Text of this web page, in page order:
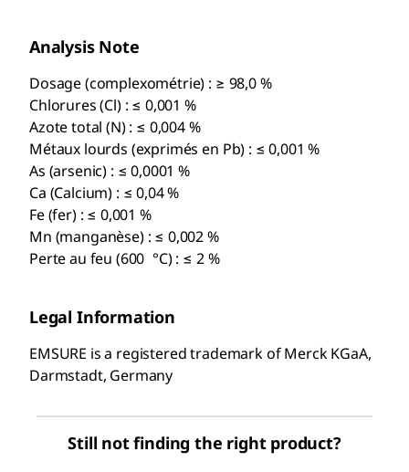
Analysis Note
Dosage (complexométrie) : ≥ 98,0 %
Chlorures (Cl) : ≤ 0,001 %
Azote total (N) : ≤ 0,004 %
Métaux lourds (exprimés en Pb) : ≤ 0,001 %
As (arsenic) : ≤ 0,0001 %
Ca (Calcium) : ≤ 0,04 %
Fe (fer) : ≤ 0,001 %
Mn (manganèse) : ≤ 0,002 %
Perte au feu (600 °C) : ≤ 2 %
Legal Information
EMSURE is a registered trademark of Merck KGaA,
Darmstadt, Germany
Still not finding the right product?